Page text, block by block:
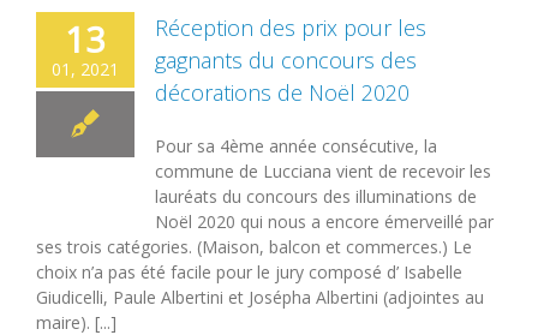
13
01, 2021
Réception des prix pour les
gagnants du concours des
décorations de Noël 2020
Pour sa 4ème année consécutive, la
commune de Lucciana vient de recevoir les
lauréats du concours des illuminations de
Noël 2020 qui nous a encore émerveillé par
ses trois catégories. (Maison, balcon et commerces.) Le
choix n’a pas été facile pour le jury composé d’ Isabelle
Giudicelli, Paule Albertini et Josépha Albertini (adjointes au
maire). [...]